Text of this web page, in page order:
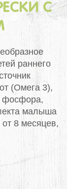
С
раннего
(Омега 3),
фосфора,
малыша
8 месяцев,